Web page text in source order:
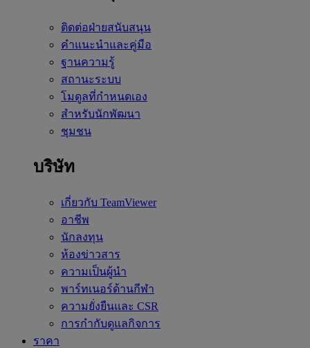
ติดต่อฝ่ายสนับสนุน
คำแนะนำและคู่มือ
ฐานความรู้
สถานะระบบ
โมดูลที่กำหนดเอง
สำหรับนักพัฒนา
ชุมชน
บริษัท
เกี่ยวกับ TeamViewer
อาชีพ
นักลงทุน
ห้องข่าวสาร
ความเป็นผู้นำ
พาร์ทเนอร์ด้านกีฬา
ความยั่งยืนและ CSR
การกำกับดูแลกิจการ
ราคา